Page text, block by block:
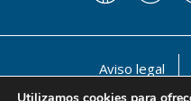
Aviso legal